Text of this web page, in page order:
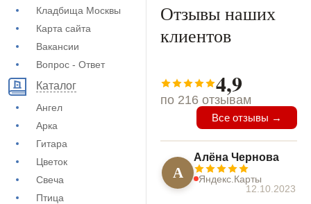
Кладбища Москвы
Карта сайта
Вакансии
Вопрос - Ответ
Каталог
Ангел
Арка
Гитара
Цветок
Свеча
Птица
Отзывы наших
клиентов
4,9
по 216 отзывам
Все отзывы →
А
Алёна Чернова
Яндекс.Карты
12.10.2023